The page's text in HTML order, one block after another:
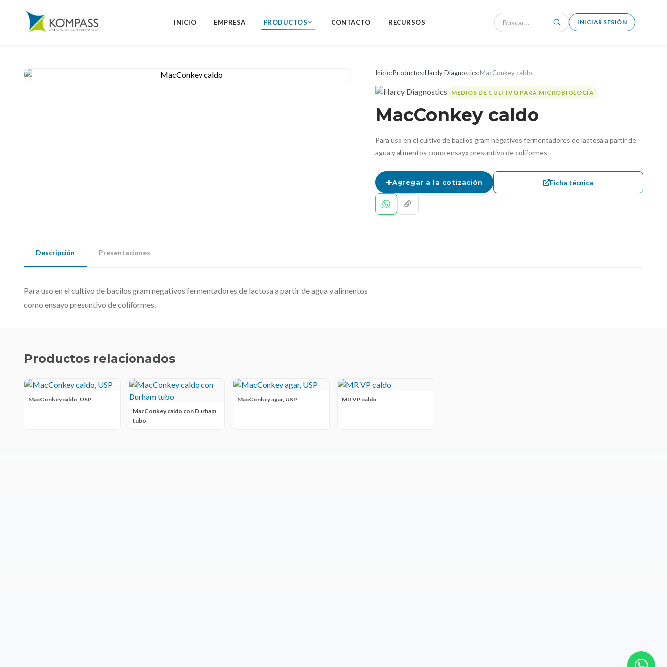
INICIO EMPRESA PRODUCTOS CONTACTO RECURSOS INICIAR SESIÓN
Inicio›Productos›Hardy Diagnostics›MacConkey caldo
MEDIOS DE CULTIVO PARA MICROBIOLOGÍA
MacConkey caldo
Para uso en el cultivo de bacilos gram negativos fermentadores de lactosa a partir de
agua y alimentos como ensayo presuntivo de coliformes.
Agregar a la cotización Ficha técnica
Descripción Presentaciones
Para uso en el cultivo de bacilos gram negativos fermentadores de lactosa a partir de agua y alimentos
como ensayo presuntivo de coliformes.
Productos relacionados
MacConkey caldo, USP
MacConkey caldo con Durham
tubo
MacConkey agar, USP MR VP caldo